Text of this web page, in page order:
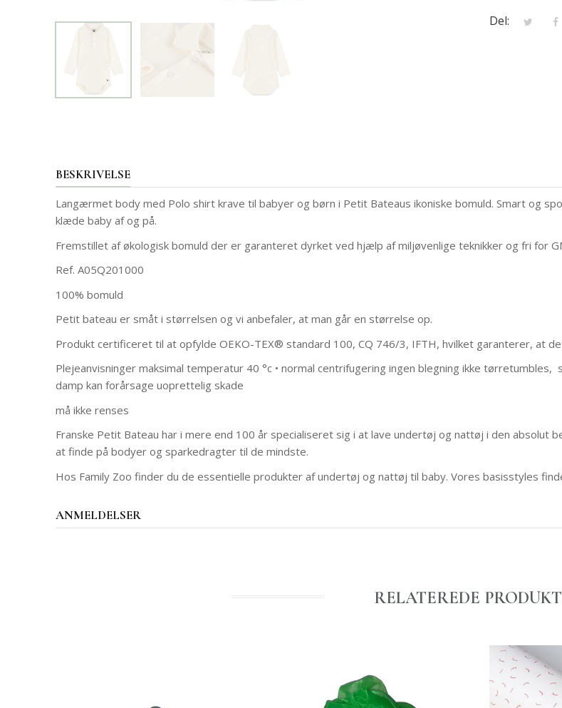
Del:
BESKRIVELSE
Langærmet body med Polo shirt krave til babyer og børn i Petit Bateaus ikoniske bomuld. Smart og
klæde baby af og på.
Fremstillet af økologisk bomuld der er garanteret dyrket ved hjælp af miljøvenlige teknikker og fri for
Ref. A05Q201000
100% bomuld
Petit bateau er småt i størrelsen og vi anbefaler, at man går en størrelse op.
Produkt certificeret til at opfylde OEKO-TEX® standard 100, CQ 746/3, IFTH, hvilket garanterer, at
Plejeanvisninger maksimal temperatur 40 °c • normal centrifugering ingen blegning ikke
damp kan forårsage uoprettelig skade
må ikke renses
Franske Petit Bateau har i mere end 100 år specialiseret sig i at lave undertøj og nattøj i den absolut
at finde på bodyer og sparkedragter til de mindste.
Hos Family Zoo finder du de essentielle produkter af undertøj og nattøj til baby. Vores basisstyles
ANMELDELSER
RELATEREDE